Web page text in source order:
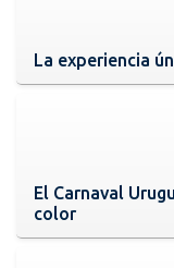
La experiencia
El Carnaval
color